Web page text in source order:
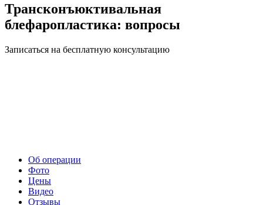
Трансконъюктивальная
блефаропластика: вопросы
Записаться на бесплатную консультацию
Об операции
Фото
Цены
Видео
Отзывы